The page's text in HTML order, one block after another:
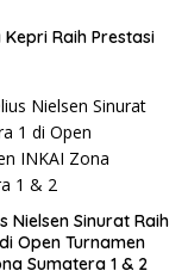
Raih Prestasi
Nielsen Sinurat Raih
Open Turnamen
Sumatera 1 & 2